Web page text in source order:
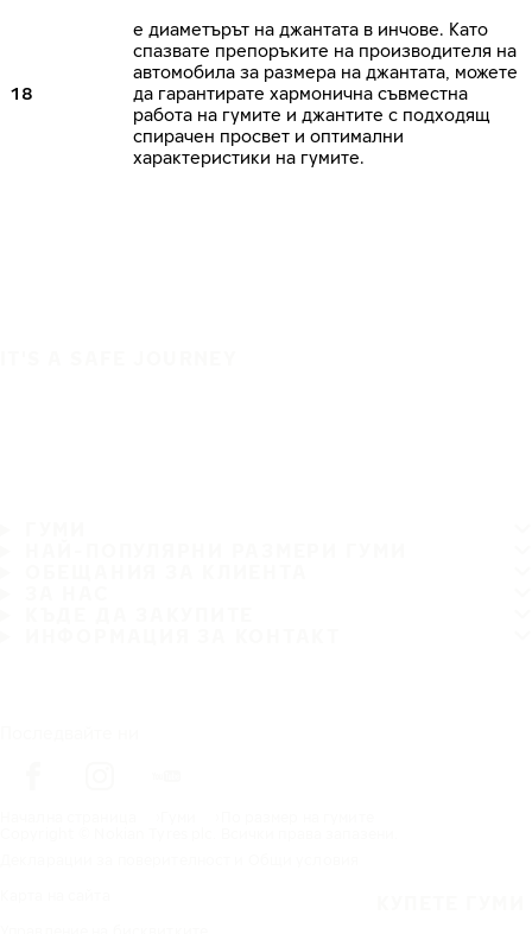
18
е диаметърът на джантата в инчове. Като
спазвате препоръките на производителя на
автомобила за размера на джантата, можете
да гарантирате хармонична съвместна
работа на гумите и джантите с подходящ
спирачен просвет и оптимални
характеристики на гумите.